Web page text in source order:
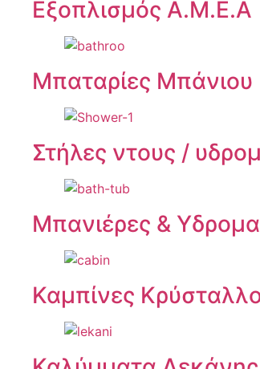
Εξοπλισμός Α.Μ.Ε.Α
Μπαταρίες Μπάνιου
Στήλες ντους /
Μπανιέρες &
Καμπίνες